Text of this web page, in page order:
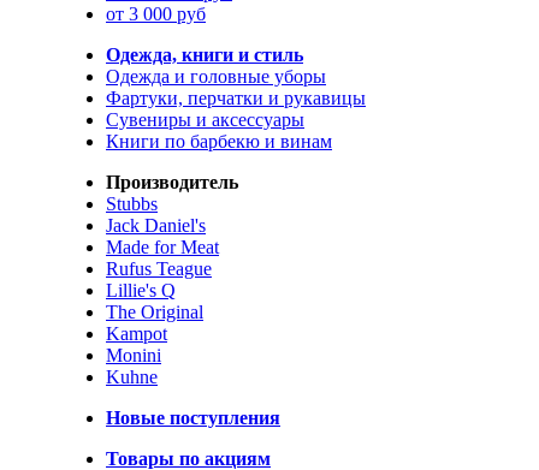
от 3 000 руб
Одежда, книги и стиль
Одежда и головные уборы
Фартуки, перчатки и рукавицы
Сувениры и аксессуары
Книги по барбекю и винам
Производитель
Stubbs
Jack Daniel's
Made for Meat
Rufus Teague
Lillie's Q
The Original
Kampot
Monini
Kuhne
Новые поступления
Товары по акциям